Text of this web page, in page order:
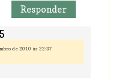
Responder
de 2010 às 22:37